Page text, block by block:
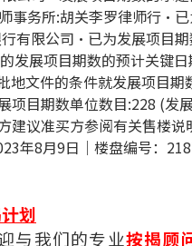
事务所:胡关李罗律师行‧
有限公司‧已为发展项目
展项目期数的预计关键
文件的条件就发展项目
项目期数单位数目:228 (
建议准买方参阅有关售楼
年8月9日｜楼盘编号：
划
与我们的专业按揭顾